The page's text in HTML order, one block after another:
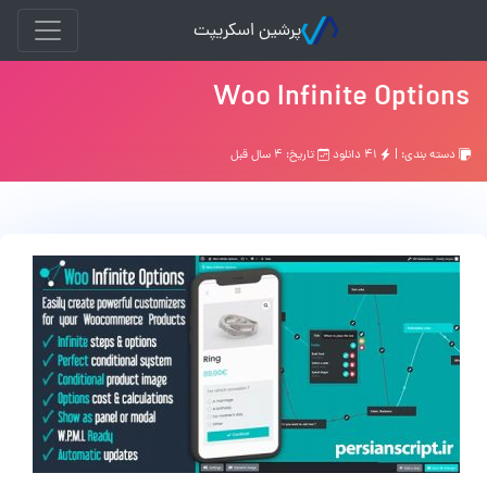
پرشین اسکریپت
Woo Infinite Options
دسته بندی: | تاریخ: ۴ سال قبل